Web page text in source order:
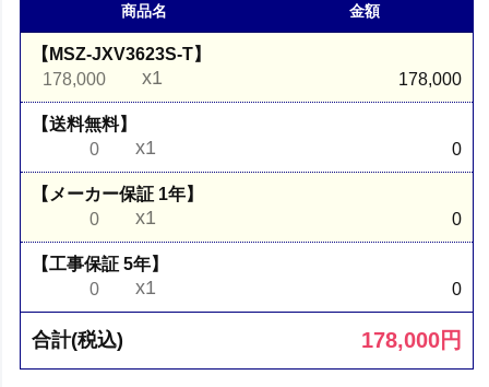
商品名 金額
【MSZ-JXV3623S-T】
178,000
x1 178,000
【送料無料】
0
x1 0
【メーカー保証 1年】
0
x1 0
【工事保証 5年】
0
x1 0
合計(税込) 178,000円